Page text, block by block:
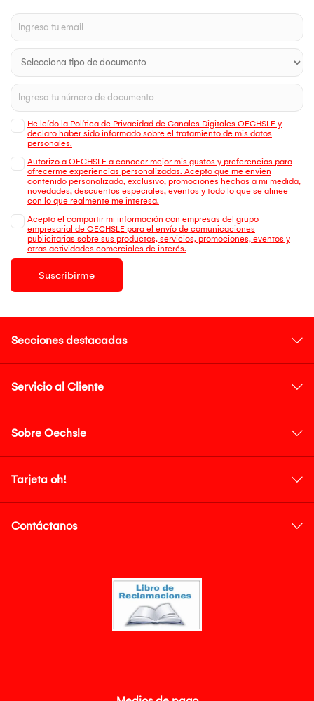
He leído la Política de Privacidad de Canales Digitales OECHSLE y
declaro haber sido informado sobre el tratamiento de mis datos
personales.
Autorizo a OECHSLE a conocer mejor mis gustos y preferencias para
ofrecerme experiencias personalizadas. Acepto que me envien
contenido personalizado, exclusivo, promociones hechas a mi medida,
novedades, descuentos especiales, eventos y todo lo que se alinee
con lo que realmente me interesa.
Acepto el compartir mi información con empresas del grupo
empresarial de OECHSLE para el envío de comunicaciones
publicitarias sobre sus productos, servicios, promociones, eventos y
otras actividades comerciales de interés.
Suscribirme
Secciones destacadas
Servicio al Cliente
Sobre Oechsle
Tarjeta oh!
Contáctanos